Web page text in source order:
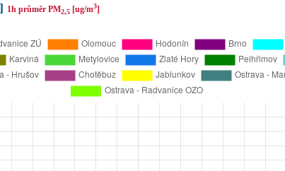
] 1h průměr PM2,5 [ug/m3]